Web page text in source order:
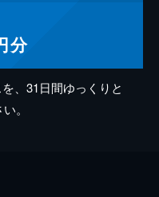
分
、31日間ゆっくりと
。